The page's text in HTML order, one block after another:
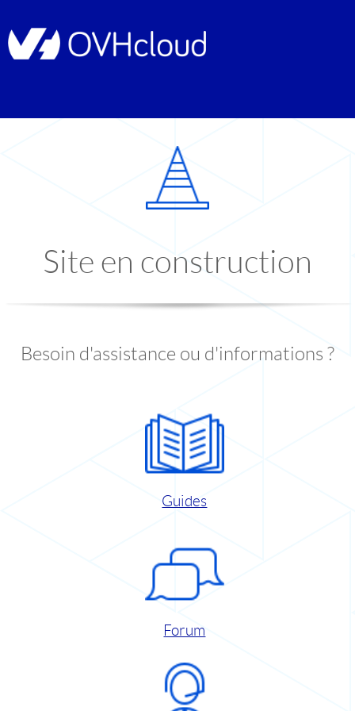
Site en construction
Besoin d'assistance ou d'informations ?
Guides
Forum